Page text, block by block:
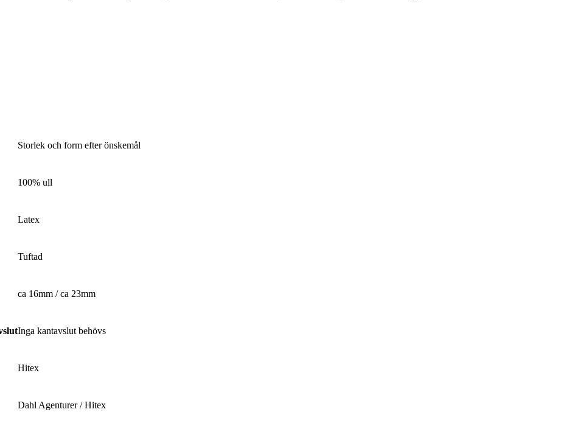
Storlek och form efter önskemål
100% ull
Latex
Tuftad
ca 16mm / ca 23mm
Inga kantavslut behövs
Hitex
Dahl Agenturer / Hitex